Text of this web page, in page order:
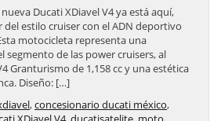
Ducati XDiavel V4 ya está aquí,
estilo cruiser con el ADN deportivo
motocicleta representa una
segmento de las power cruisers, al
Granturismo de 1,158 cc y una estética
Diseño: […]
,concesionario ducati méxico,